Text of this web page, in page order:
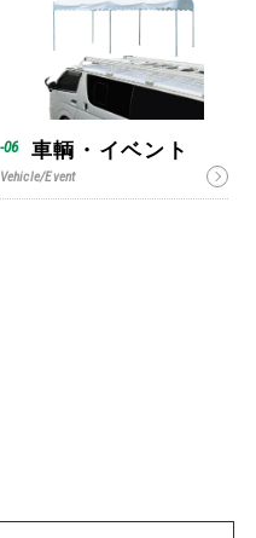
車輌・イベント
Vehicle/Event